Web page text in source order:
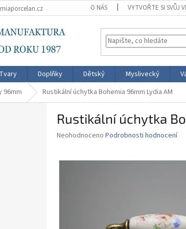
O NÁS VYTVOŘTE SI SVŮJ
Tvary Doplňky Dětský Myslivecký
96mm Rustikální úchytka Bohemia 96mm Lydia AM
Rustikální úchytka
Průměrné
Neohodnoceno Podrobnosti hodnocení